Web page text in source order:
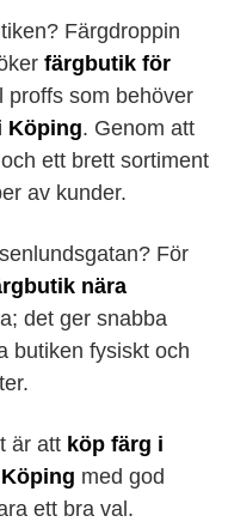
Färgdroppin
färgbutik för
proffs som behöver
Köping. Genom att
ett brett sortiment
av kunder.
För
nära
det ger snabba
butiken fysiskt och
är att köp färg i
med god
ett bra val.